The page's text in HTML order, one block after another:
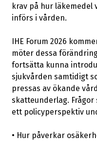
krav på hur läkemedel
införs i vården.
IHE Forum 2026
möter dessa
fortsätta kunna
sjukvården samtidigt
pressas av ökande
skatteunderlag.
ett policyperspektiv
• Hur påverkar